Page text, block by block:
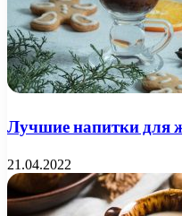
Лучшие напитки для
21.04.2022